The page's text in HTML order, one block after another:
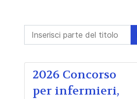
Inserisci parte del titolo
2026 Concorso
per infermieri,